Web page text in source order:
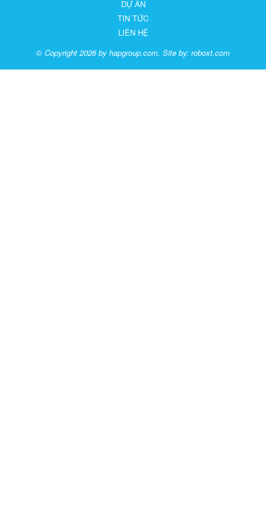
DỰ ÁN
TIN TỨC
LIÊN HỆ
© Copyright 2026 by hapgroup.com. Site by: roboxt.com